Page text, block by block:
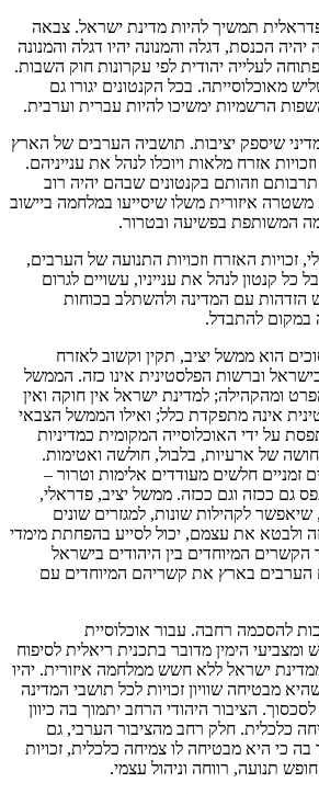
תמשיך להיות מדינת ישראל. צבאה
הכנסת, דגלה והמנונה יהיו דגלה והמנונה
לעלייה יהודית לפי עקרונות חוק השבות.
מאוכלוסייתה. בכל הקנטונים יגורו גם
הרשמיות ימשיכו להיות עברית וערבית.
שיספק יציבות. תושביה הערבים של הארץ
אזרח מלאות ויוכלו לנהל את ענייניהם.
וזהותם בקנטונים שבהם יהיה רוב
משטרה איזורית משלו שיסייעו במלחמה ביישוב
המשותפת בפשיעה ובטרור.
זכויות האזרח וזכויות התנועה של הערבים,
קנטון לנהל את ענייניו, עשויים לגרום
הזדהות עם המדינה ולהשתלב בכוחות
במקום להתבדל.
הוא ממשל יציב, תקין וקשוב לאזרח
וברשות הפלסטינית אינו כזה. הממשל
ומהקהילה; למדינת ישראל אין חוקה ואין
אינה מתפקדת כלל; ואילו הממשל הצבאי
על ידי האוכלוסייה המקומית כמדיניות
של ארעיות, בלבול, חולשה ואטימות.
חלשים מעודדים אלימות וטרור –
גם ככזה וגם ככזה. ממשל יציב, פדראלי,
שיאפשר לקהילות שונות, למגזרים שונים
זה ולבטא את עצמם, יכול לסייע בהפחתת מימדי
הקשרים המיוחדים בין היהודים בישראל
הערבים בארץ את קשריהם המיוחדים עם
להסכמה רחבה. עבור אוכלוסיית
ומצביעי הימין מדובר בתכנית ריאלית לסיפוח
ישראל ללא חשש ממלחמה איזורית. יהיו
מבטיחה שוויון זכויות לכל תושבי המדינה
לסכסוך. הציבור היהודי הרחב יתמוך בה כיוון
כלכלית. חלק רחב מהציבור הערבי, גם
כי היא מבטיחה לו צמיחה כלכלית, זכויות
תנועה, רווחה וניהול עצמי.